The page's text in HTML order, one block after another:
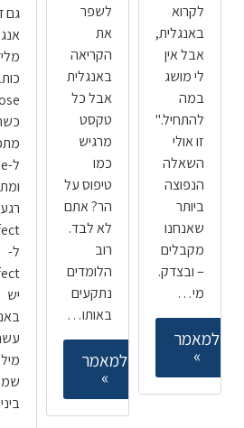
לקרוא
באנגלית,
אבל אין
לי מושג
במה
להתחיל."
זו אולי
השאלה
הנפוצה
ביותר
שאנחנו
מקבלים
– ובצדק.
מי…
למאמר
»
לשפר
את
הקריאה
באנגלית
אבל כל
טקסט
מרגיש
כמו
טיפוס על
הר? אתם
לא לבד.
רוב
הלומדים
נתקעים
באותו…
למאמר
»
גם
ל-
יש